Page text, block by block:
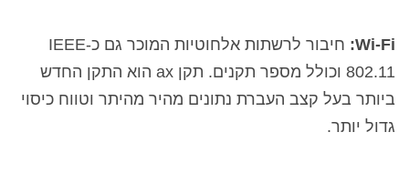
Wi-Fi
: חיבור לרשתות אלחוטיות המוכר גם כ-IEEE
802.11 וכולל מספר תקנים. תקן ax
הוא התקן החדש
ביותר בעל קצב העברת נתונים מהיר מהיתר וטווח כיסוי
גדול יותר.